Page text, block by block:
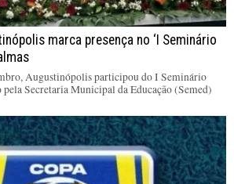
marca presença no ‘I Seminário
Augustinópolis participou do I Seminário
Secretaria Municipal da Educação (Semed)